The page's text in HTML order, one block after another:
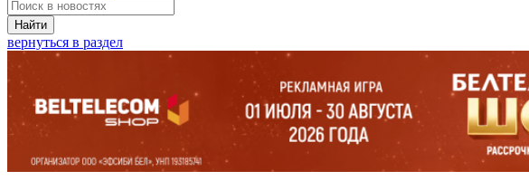
Найти
вернуться в раздел